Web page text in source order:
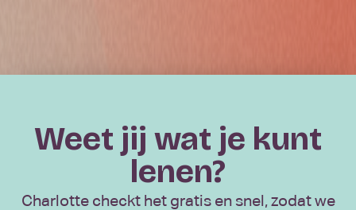
Weet jij wat je kunt
lenen?
Charlotte checkt het gratis en snel, zodat we